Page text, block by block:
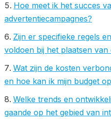
Hoe meet ik het succes
advertentiecampagnes?
Zijn er specifieke regels
voldoen bij het plaatsen van
Wat zijn de kosten
en hoe kan ik mijn budget
Welke trends en
gaande op het gebied van